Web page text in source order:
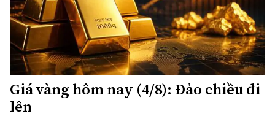
Giá vàng hôm nay (4/8): Đảo chiều đi
lên